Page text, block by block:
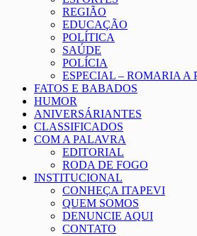
REGIÃO
EDUCAÇÃO
POLÍTICA
SAÚDE
POLÍCIA
ESPECIAL – ROMARIA A
FATOS E BABADOS
HUMOR
ANIVERSÁRIANTES
CLASSIFICADOS
COM A PALAVRA
EDITORIAL
RODA DE FOGO
INSTITUCIONAL
CONHEÇA ITAPEVI
QUEM SOMOS
DENUNCIE AQUI
CONTATO